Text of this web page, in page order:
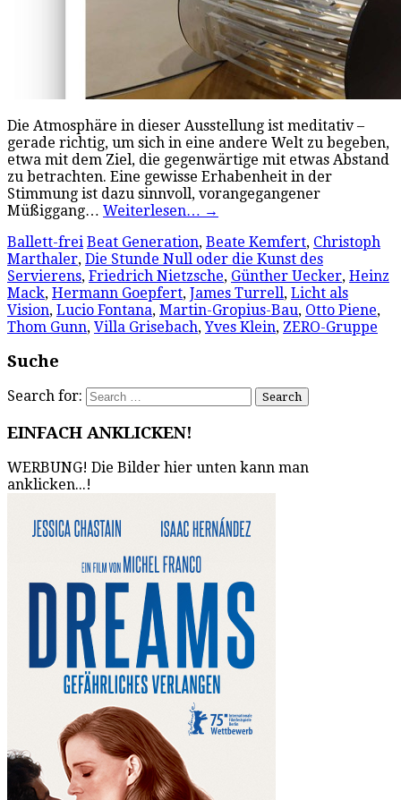
Die Atmosphäre in dieser Ausstellung ist meditativ –
gerade richtig, um sich in eine andere Welt zu begeben,
etwa mit dem Ziel, die gegenwärtige mit etwas Abstand
zu betrachten. Eine gewisse Erhabenheit in der
Stimmung ist dazu sinnvoll, vorangegangener
Müßiggang… Weiterlesen… →
Ballett-frei Beat Generation, Beate Kemfert, Christoph
Marthaler, Die Stunde Null oder die Kunst des
Servierens, Friedrich Nietzsche, Günther Uecker, Heinz
Mack, Hermann Goepfert, James Turrell, Licht als
Vision, Lucio Fontana, Martin-Gropius-Bau, Otto Piene,
Thom Gunn, Villa Grisebach,Yves Klein, ZERO-Gruppe
Suche
Search for:
EINFACH ANKLICKEN!
WERBUNG! Die Bilder hier unten kann man
anklicken...!